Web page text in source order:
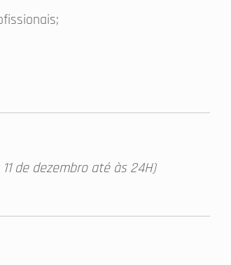
de dezembro até às 24H)